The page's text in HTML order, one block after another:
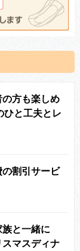
の方も楽しめ
ひと工夫とレ
割引サービ
族と一緒に
マスディナ